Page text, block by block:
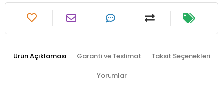
Ürün Açıklaması Garanti ve Teslimat Taksit Seçenekleri
Yorumlar